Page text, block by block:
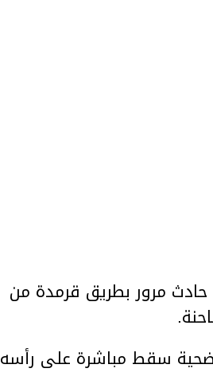
2018، عامل بلدي في حادث مرور بطريق قرمدة من
سقط مباشرة على رأسه